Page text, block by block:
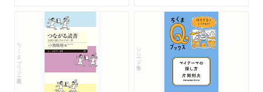
ちくまプリマー新書 シリーズ・全集